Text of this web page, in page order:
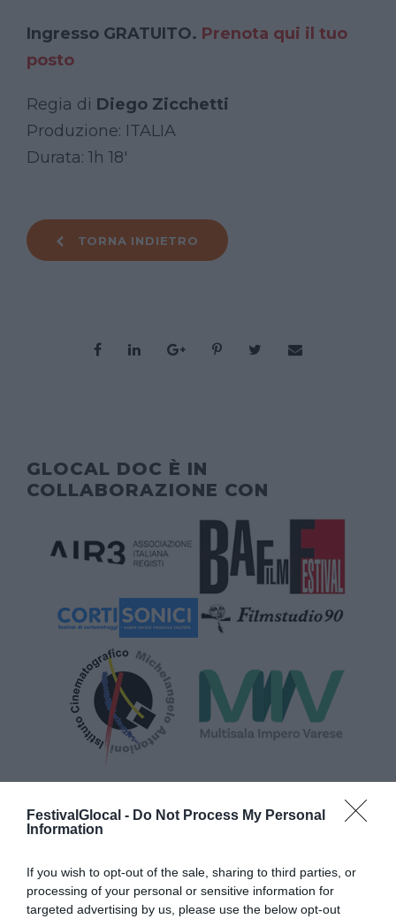
FestivalGlocal - Do Not Process My Personal
Information
If you wish to opt-out of the sale, sharing to third parties, or
processing of your personal or sensitive information for
targeted advertising by us, please use the below opt-out
Ingresso GRATUITO. Prenota qui il tuo
posto
Regia di Diego Zicchetti
Produzione: ITALIA
Durata: 1h 18′
TORNA INDIETRO
GLOCAL DOC È IN
COLLABORAZIONE CON
ORGANIZZATO DA